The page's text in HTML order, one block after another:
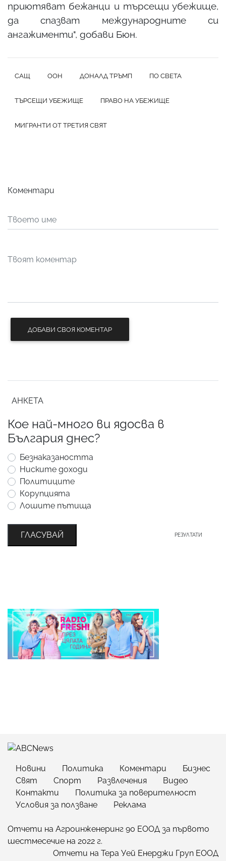
приютяват бежанци и търсещи убежище,
да спазват международните си
ангажименти", добави Бюн.
САЩ ООН ДОНАЛД ТРЪМП ПО СВЕТА
ТЪРСЕЩИ УБЕЖИЩЕ ПРАВО НА УБЕЖИЩЕ
МИГРАНТИ ОТ ТРЕТИЯ СВЯТ
Коментари
ДОБАВИ СВОЯ КОМЕНТАР
АНКЕТА
Кое най-много ви ядосва в
България днес?
Безнаказаността
Ниските доходи
Политиците
Корупцията
Лошите пътища
ГЛАСУВАЙ РЕЗУЛТАТИ
Новини Политика Коментари
Бизнес
Свят
Спорт Развлечения
Видео
Контакти
Политика за поверителност
Условия за ползване
Реклама
Отчети на Агроинженеринг 90 ЕООД за първото
шестмесечие на 2022 г.
Отчети на Тера Уей Енерджи Груп ЕООД